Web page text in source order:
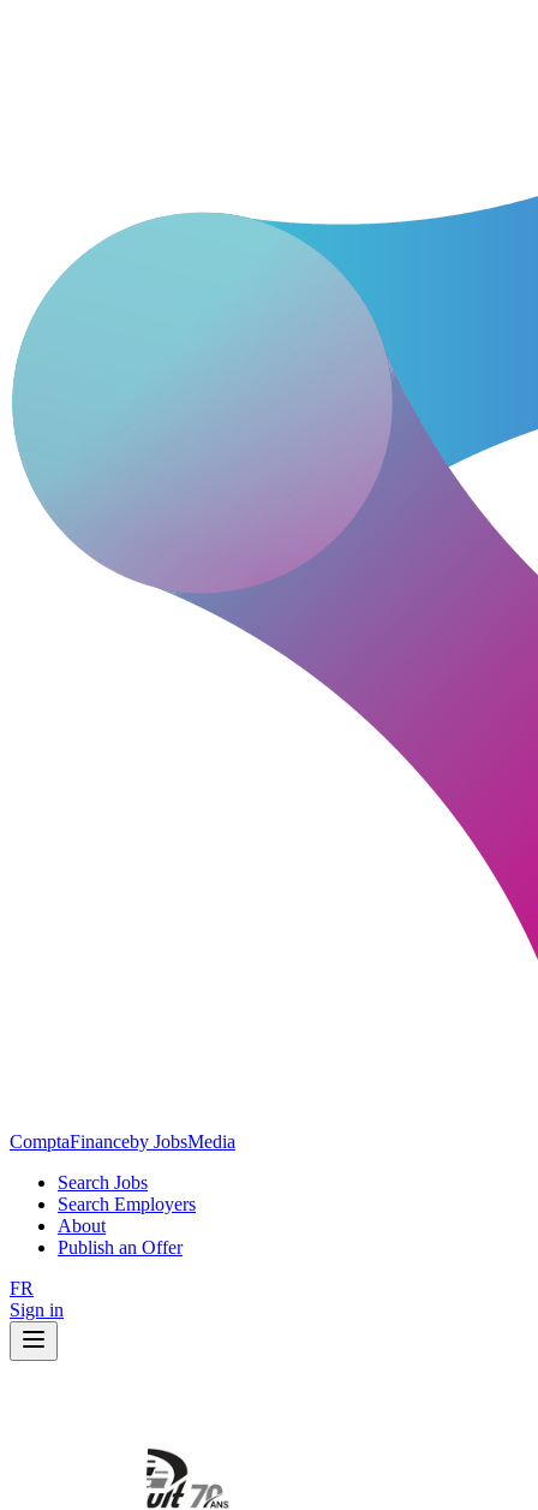
ComptaFinanceby JobsMedia
Search Jobs
Search Employers
About
Publish an Offer
FR
Sign in